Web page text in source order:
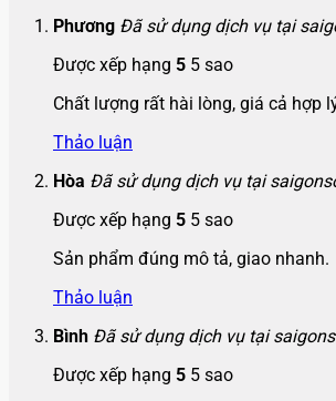
Phương Đã sử dụng dịch vụ tại
Được xếp hạng 5 5 sao
Chất lượng rất hài lòng, giá cả hợp
Thảo luận
Hòa Đã sử dụng dịch vụ tại
Được xếp hạng 5 5 sao
Sản phẩm đúng mô tả, giao nhanh.
Thảo luận
Bình Đã sử dụng dịch vụ tại
Được xếp hạng 5 5 sao